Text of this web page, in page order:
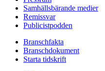
Samhällsbärande medier
Remissvar
Publicistpodden
Branschfakta
Branschdokument
Starta tidskrift